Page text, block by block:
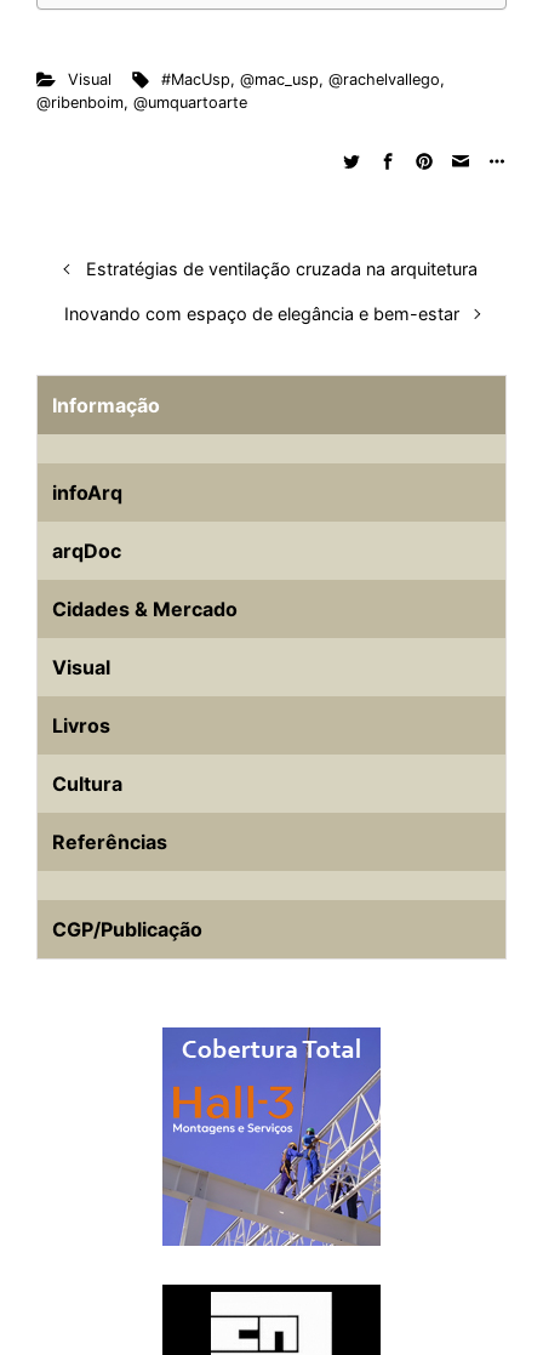
Visual #MacUsp,@mac_usp,@rachelvallego,
@ribenboim, @umquartoarte
Estratégias de ventilação cruzada na arquitetura
Inovando com espaço de elegância e bem-estar
Informação
infoArq
arqDoc
Cidades & Mercado
Visual
Livros
Cultura
Referências
CGP/Publicação